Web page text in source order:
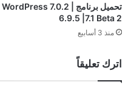
تحميل برنامج WordPress 7.0.2 |
6.9.5 |7.1 Beta 2
منذ 3 أسابيع
اترك تعليقاً